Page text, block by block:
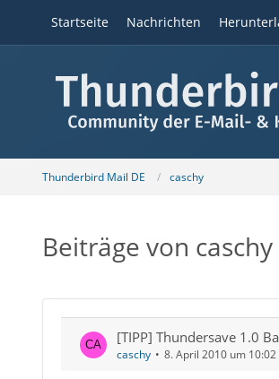
Startseite Nachrichten
Thunderbird Mail DE caschy
Beiträge von caschy
[TIPP] Thundersave 1.0
caschy 8. April 2010 um 10:02